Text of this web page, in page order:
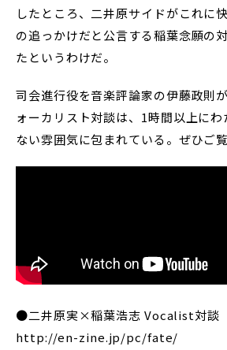
したところ、二井原サイドがこれに
の追っかけだと公言する稲葉念願の
たというわけだ。
司会進行役を音楽評論家の伊藤政則
ォーカリスト対談は、1時間以上に
ない雰囲気に包まれている。ぜひご
●二井原実×稲葉浩志 Vocalist対談（
http://en-zine.jp/pc/fate/